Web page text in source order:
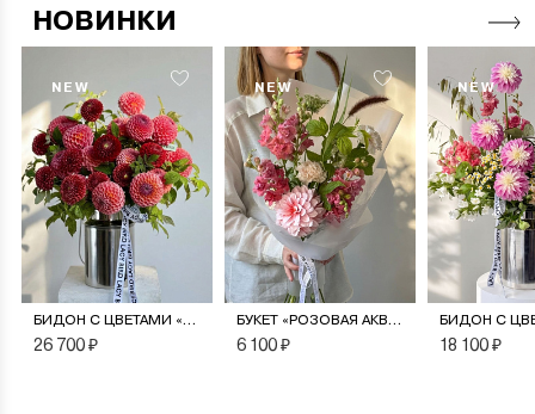
НОВИНКИ
NEW
БИДОН С ЦВЕТАМИ «МОНПАНСЬЕ»
26 700 ₽
NEW
БУКЕТ «РОЗОВАЯ АКВАРЕЛЬ»
6 100 ₽
NEW
18 100 ₽